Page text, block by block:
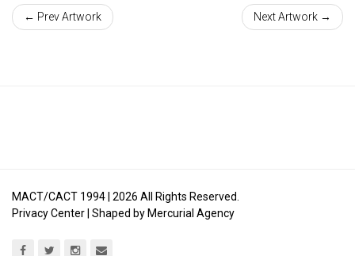
← Prev Artwork Next Artwork →
MACT/CACT 1994 | 2026 All Rights Reserved.
Privacy Center | Shaped by Mercurial Agency